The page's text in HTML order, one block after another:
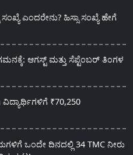
ಎಂದರೇನು? ಹಿಸ್ಸಾ ಸಂಖ್ಯೆ ಹೇಗೆ
ಆಗಸ್ಟ್ ಮತ್ತು ಸೆಪ್ಟೆಂಬರ್ ತಿಂಗಳ
₹70,250
ಒಂದೇ ದಿನದಲ್ಲಿ 34 TMC ನೀರು